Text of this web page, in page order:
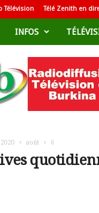
Télévision Télé Zenith en
INFOS
2020 août 6